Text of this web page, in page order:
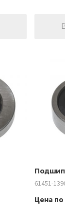
61451-
Цена по